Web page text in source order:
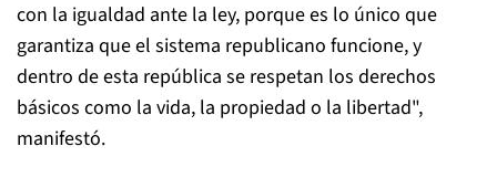
con la igualdad ante la ley, porque es lo único que
garantiza que el sistema republicano funcione, y
dentro de esta república se respetan los derechos
básicos como la vida, la propiedad o la libertad",
manifestó.